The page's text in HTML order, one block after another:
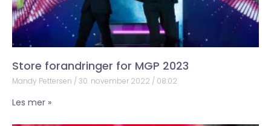
Store forandringer for MGP 2023
Mandy Pettersen 30. november 2022 08:02
Les mer »